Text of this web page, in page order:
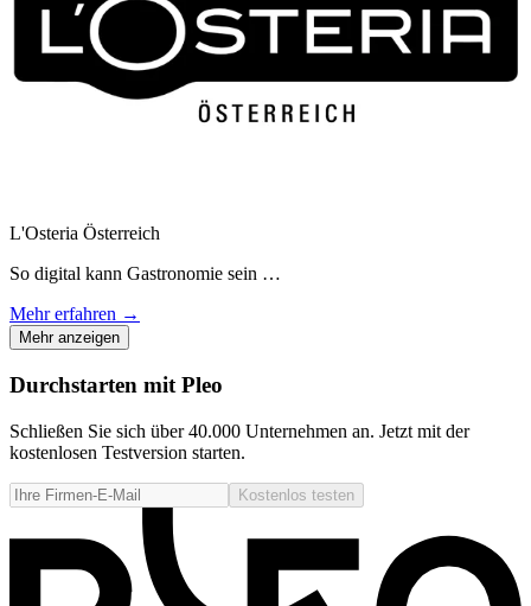
L'Osteria Österreich
So digital kann Gastronomie sein …
Mehr erfahren →
Mehr anzeigen
Durchstarten mit Pleo
Schließen Sie sich über 40.000 Unternehmen an. Jetzt mit der
kostenlosen Testversion starten.
Kostenlos testen